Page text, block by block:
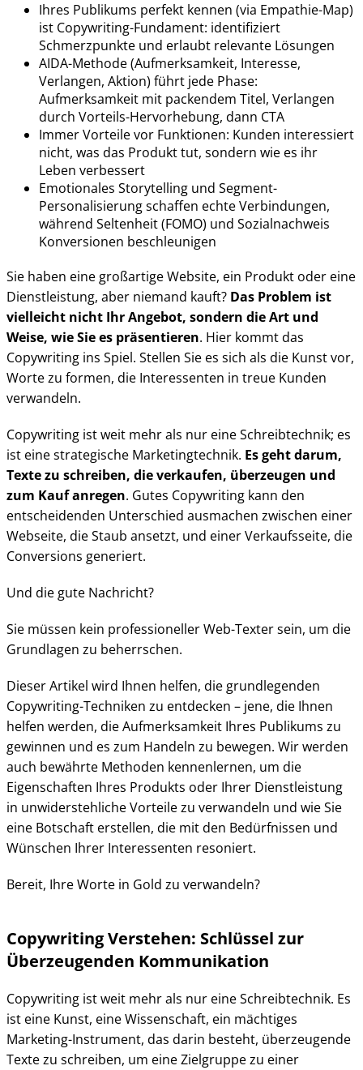
Ihres Publikums perfekt kennen (via Empathie-Map)
ist Copywriting-Fundament: identifiziert
Schmerzpunkte und erlaubt relevante Lösungen
AIDA-Methode (Aufmerksamkeit, Interesse,
Verlangen, Aktion) führt jede Phase:
Aufmerksamkeit mit packendem Titel, Verlangen
durch Vorteils-Hervorhebung, dann CTA
Immer Vorteile vor Funktionen: Kunden interessiert
nicht, was das Produkt tut, sondern wie es ihr
Leben verbessert
Emotionales Storytelling und Segment-
Personalisierung schaffen echte Verbindungen,
während Seltenheit (FOMO) und Sozialnachweis
Konversionen beschleunigen
Sie haben eine großartige Website, ein Produkt oder eine
Dienstleistung, aber niemand kauft? Das Problem ist
vielleicht nicht Ihr Angebot, sondern die Art und
Weise, wie Sie es präsentieren. Hier kommt das
Copywriting ins Spiel. Stellen Sie es sich als die Kunst vor,
Worte zu formen, die Interessenten in treue Kunden
verwandeln.
Copywriting ist weit mehr als nur eine Schreibtechnik; es
ist eine strategische Marketingtechnik. Es geht darum,
Texte zu schreiben, die verkaufen, überzeugen und
zum Kauf anregen. Gutes Copywriting kann den
entscheidenden Unterschied ausmachen zwischen einer
Webseite, die Staub ansetzt, und einer Verkaufsseite, die
Conversions generiert.
Und die gute Nachricht?
Sie müssen kein professioneller Web-Texter sein, um die
Grundlagen zu beherrschen.
Dieser Artikel wird Ihnen helfen, die grundlegenden
Copywriting-Techniken zu entdecken – jene, die Ihnen
helfen werden, die Aufmerksamkeit Ihres Publikums zu
gewinnen und es zum Handeln zu bewegen. Wir werden
auch bewährte Methoden kennenlernen, um die
Eigenschaften Ihres Produkts oder Ihrer Dienstleistung
in unwiderstehliche Vorteile zu verwandeln und wie Sie
eine Botschaft erstellen, die mit den Bedürfnissen und
Wünschen Ihrer Interessenten resoniert.
Bereit, Ihre Worte in Gold zu verwandeln?
Copywriting Verstehen: Schlüssel zur
Überzeugenden Kommunikation
Copywriting ist weit mehr als nur eine Schreibtechnik. Es
ist eine Kunst, eine Wissenschaft, ein mächtiges
Marketing-Instrument, das darin besteht, überzeugende
Texte zu schreiben, um eine Zielgruppe zu einer